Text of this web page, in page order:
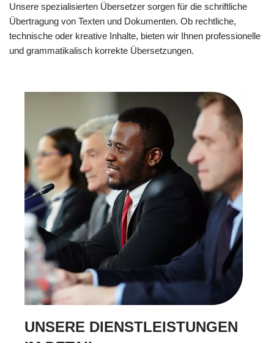
Unsere spezialisierten Übersetzer sorgen für die schriftliche
Übertragung von Texten und Dokumenten. Ob rechtliche,
technische oder kreative Inhalte, bieten wir Ihnen professionelle
und grammatikalisch korrekte Übersetzungen.
UNSERE DIENSTLEISTUNGEN